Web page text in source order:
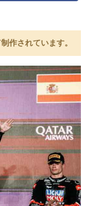
作されています。